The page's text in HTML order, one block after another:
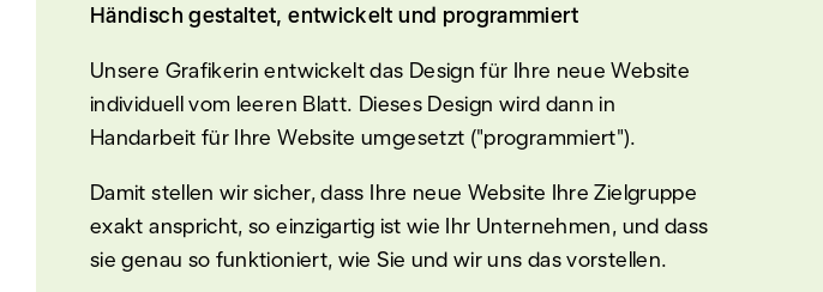
Händisch gestaltet, entwickelt und programmiert
Unsere Grafikerin entwickelt das Design für Ihre neue Website
individuell vom leeren Blatt. Dieses Design wird dann in
Handarbeit für Ihre Website umgesetzt ("programmiert").
Damit stellen wir sicher, dass Ihre neue Website Ihre Zielgruppe
exakt anspricht, so einzigartig ist wie Ihr Unternehmen, und dass
sie genau so funktioniert, wie Sie und wir uns das vorstellen.